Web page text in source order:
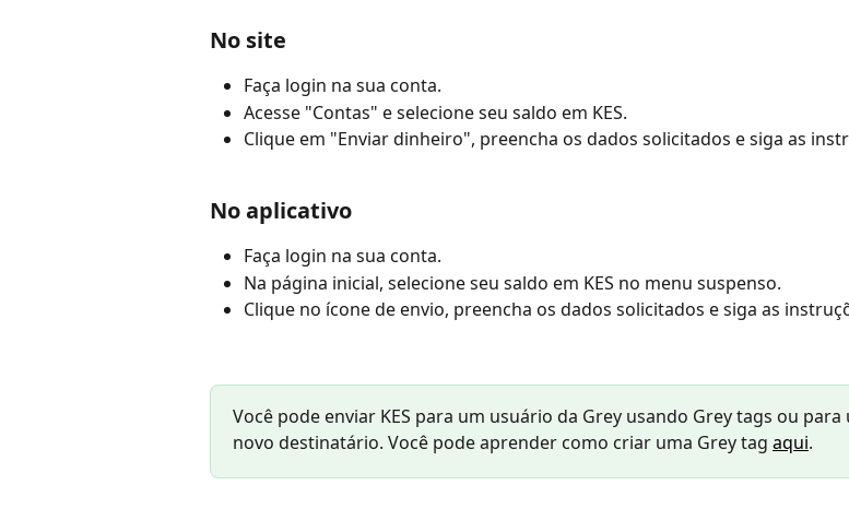
No site
Faça login na sua conta.
Acesse "Contas" e selecione seu saldo em KES.
Clique em "Enviar dinheiro", preencha os dados solicitados e siga as
No aplicativo
Faça login na sua conta.
Na página inicial, selecione seu saldo em KES no menu suspenso.
Clique no ícone de envio, preencha os dados solicitados e siga as
Você pode enviar KES para um usuário da Grey usando Grey tags ou para
novo destinatário. Você pode aprender como criar uma Grey tag aqui.